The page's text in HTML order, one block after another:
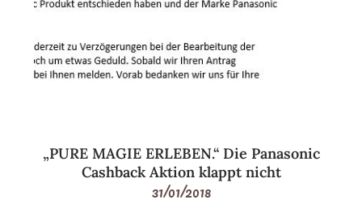
„PURE MAGIE ERLEBEN.“ Die Panasonic
Cashback Aktion klappt nicht
31/01/2018